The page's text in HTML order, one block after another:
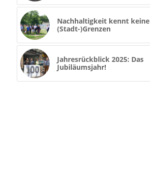
Nachhaltigkeit kennt keine
(Stadt-)Grenzen
Jahresrückblick 2025: Das
Jubiläumsjahr!